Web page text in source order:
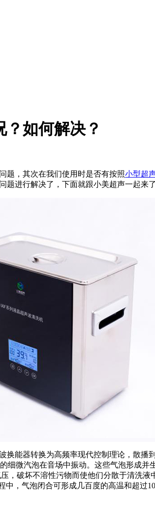
如何解决？
题，其次在我们使用时是否有按照小型超
进行解决了，下面就跟小美超声一起来
能器转换为高频率现代控制理论，散
细微汽泡在音场中振动。这些气泡形成
破坏不溶性污物而使他们分散于清洗
，气泡闭合可形成几百度的高温和超过